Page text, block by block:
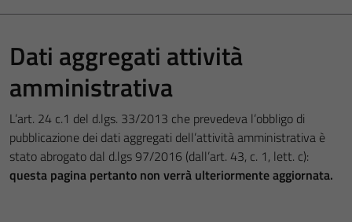
Dati aggregati attività
amministrativa
L’art. 24 c.1 del d.lgs. 33/2013 che prevedeva l’obbligo di
pubblicazione dei dati aggregati dell’attività amministrativa è
stato abrogato dal d.lgs 97/2016 (dall’art. 43, c. 1, lett. c):
questa pagina pertanto non verrà ulteriormente aggiornata.